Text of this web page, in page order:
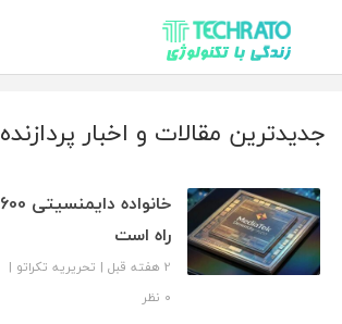
تکراتو – زندگی با تکنولوژی
جدیدترین مقالات و اخبار پردازنده
راه است
2 هفته قبل | تحریریه تکراتو |
۰ نظر